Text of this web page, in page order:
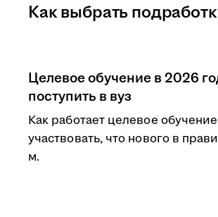
Как выбрать
Целевое обучение в 2026
поступить в вуз
Как работает целевое
участвовать, что нового в
м.